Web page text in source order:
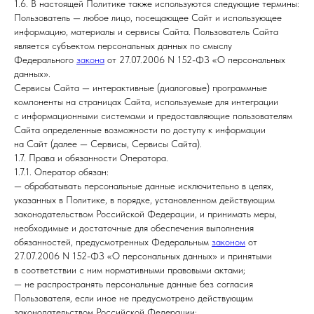
1.6. В настоящей Политике также используются следующие термины:
Пользователь — любое лицо, посещающее Сайт и использующее
информацию, материалы и сервисы Сайта. Пользователь Сайта
является субъектом персональных данных по смыслу
Федерального закона от 27.07.2006 N 152-ФЗ «О персональных
данных».
Сервисы Сайта — интерактивные (диалоговые) программные
компоненты на страницах Сайта, используемые для интеграции
с информационными системами и предоставляющие пользователям
Сайта определенные возможности по доступу к информации
на Сайт (далее — Сервисы, Сервисы Сайта).
1.7. Права и обязанности Оператора.
1.7.1. Оператор обязан:
— обрабатывать персональные данные исключительно в целях,
указанных в Политике, в порядке, установленном действующим
законодательством Российской Федерации, и принимать меры,
необходимые и достаточные для обеспечения выполнения
обязанностей, предусмотренных Федеральным законом от
27.07.2006 N 152-ФЗ «О персональных данных» и принятыми
в соответствии с ним нормативными правовыми актами;
— не распространять персональные данные без согласия
Пользователя, если иное не предусмотрено действующим